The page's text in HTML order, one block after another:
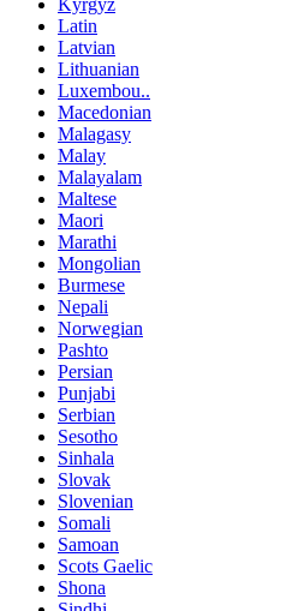
Kyrgyz
Latin
Latvian
Lithuanian
Luxembou..
Macedonian
Malagasy
Malay
Malayalam
Maltese
Maori
Marathi
Mongolian
Burmese
Nepali
Norwegian
Pashto
Persian
Punjabi
Serbian
Sesotho
Sinhala
Slovak
Slovenian
Somali
Samoan
Scots Gaelic
Shona